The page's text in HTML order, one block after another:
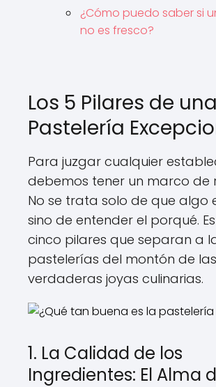
¿Cómo puedo saber si
no es fresco?
Los 5 Pilares de una
Pastelería
Para juzgar cualquier
debemos tener un marco de
No se trata solo de que algo
sino de entender el porqué.
cinco pilares que separan a
pastelerías del montón de las
verdaderas joyas culinarias.
1. La Calidad de los
Ingredientes: El Alma